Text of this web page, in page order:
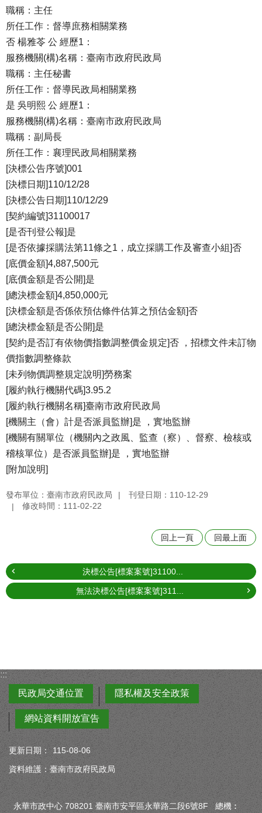
職稱：主任
所任工作：督導庶務相關業務
否 楊雅苓 公 經歷1：
服務機關(構)名稱：臺南市政府民政局
職稱：主任秘書
所任工作：督導民政局相關業務
是 吳明熙 公 經歷1：
服務機關(構)名稱：臺南市政府民政局
職稱：副局長
所任工作：襄理民政局相關業務
[決標公告序號]001
[決標日期]110/12/28
[決標公告日期]110/12/29
[契約編號]31100017
[是否刊登公報]是
[是否依據採購法第11條之1，成立採購工作及審查小組]否
[底價金額]4,887,500元
[底價金額是否公開]是
[總決標金額]4,850,000元
[決標金額是否係依預估條件估算之預估金額]否
[總決標金額是否公開]是
[契約是否訂有依物價指數調整價金規定]否 ，招標文件未訂物
價指數調整條款
[未列物價調整規定說明]勞務案
[履約執行機關代碼]3.95.2
[履約執行機關名稱]臺南市政府民政局
[機關主（會）計是否派員監辦]是 ，實地監辦
[機關有關單位（機關內之政風、監查（察）、督察、檢核或
稽核單位）是否派員監辦]是 ，實地監辦
[附加說明]
發布單位：臺南市政府民政局
刊登日期：110-12-29
修改時間：111-02-22
回上一頁 回最上面
決標公告[標案案號]31100...
無法決標公告[標案案號]311...
:::
民政局交通位置
隱私權及安全政策
網站資料開放宣告
更新日期：
115-08-06
資料維護：臺南市政府民政局
永華市政中心 708201 臺南市安平區永華路二段6號8F 總機︰